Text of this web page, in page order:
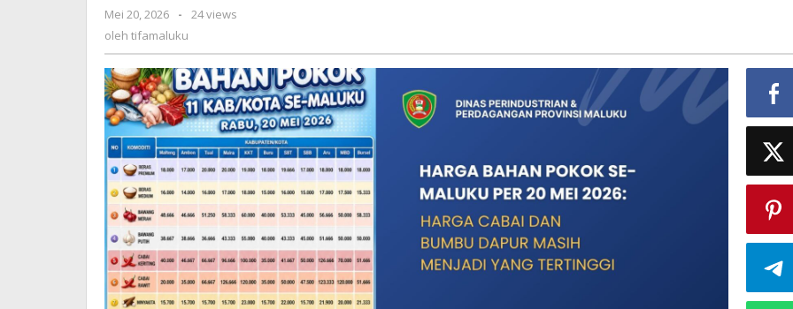
MENJADI
YANG
TERTINGGI
Mei 20, 2026
oleh
tifamaluku
-
24 views
oleh tifamaluku